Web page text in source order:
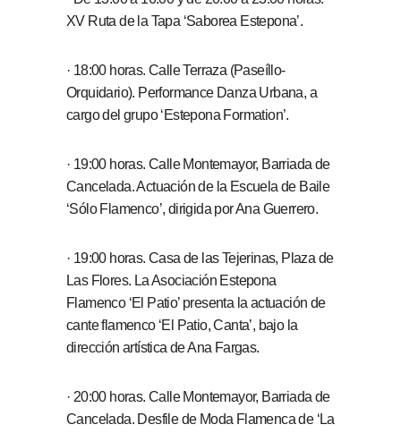
XV Ruta de la Tapa ‘Saborea Estepona’.
· 18:00 horas. Calle Terraza (Paseíllo-
Orquidario). Performance Danza Urbana, a
cargo del grupo ‘Estepona Formation’.
· 19:00 horas. Calle Montemayor, Barriada de
Cancelada. Actuación de la Escuela de Baile
‘Sólo Flamenco’, dirigida por Ana Guerrero.
· 19:00 horas. Casa de las Tejerinas, Plaza de
Las Flores. La Asociación Estepona
Flamenco ‘El Patio’ presenta la actuación de
cante flamenco ‘El Patio, Canta’, bajo la
dirección artística de Ana Fargas.
· 20:00 horas. Calle Montemayor, Barriada de
Cancelada. Desfile de Moda Flamenca de ‘La